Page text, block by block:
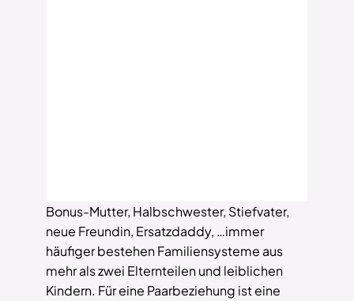
Bonus-Mutter, Halbschwester, Stiefvater,
neue Freundin, Ersatzdaddy, …immer
häufiger bestehen Familiensysteme aus
mehr als zwei Elternteilen und leiblichen
Kindern. Für eine Paarbeziehung ist eine